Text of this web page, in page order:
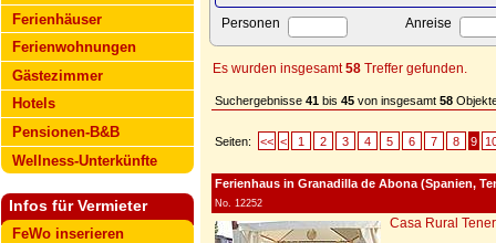
Ferienhäuser
Ferienwohnungen
Gästezimmer
Hotels
Pensionen-B&B
Wellness-Unterkünfte
Infos für Vermieter
FeWo inserieren
Personen Anreise
Es wurden insgesamt58 Treffer gefunden.
Suchergebnisse 41 bis 45 von insgesamt 58
Seiten: << < 1 2 3 4 5 6 7 8 9
Ferienhaus in Granadilla de Abona (Spanien,
No. 12252
Casa Rural